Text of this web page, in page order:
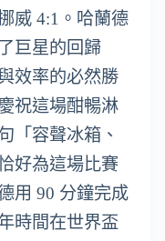
威 4:1。哈蘭德
巨星的回歸
效率的必然勝
祝這場酣暢淋
「容聲冰箱、
好為這場比賽
用 90 分鐘完成
時間在世界盃